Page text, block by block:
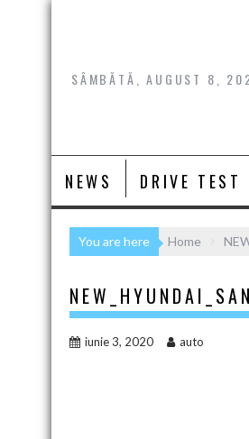
Skip
SÂMBĂTĂ, AUGUST 8,
NEWS DRIVE TEST
You are here Home
iunie 3, 2020 auto